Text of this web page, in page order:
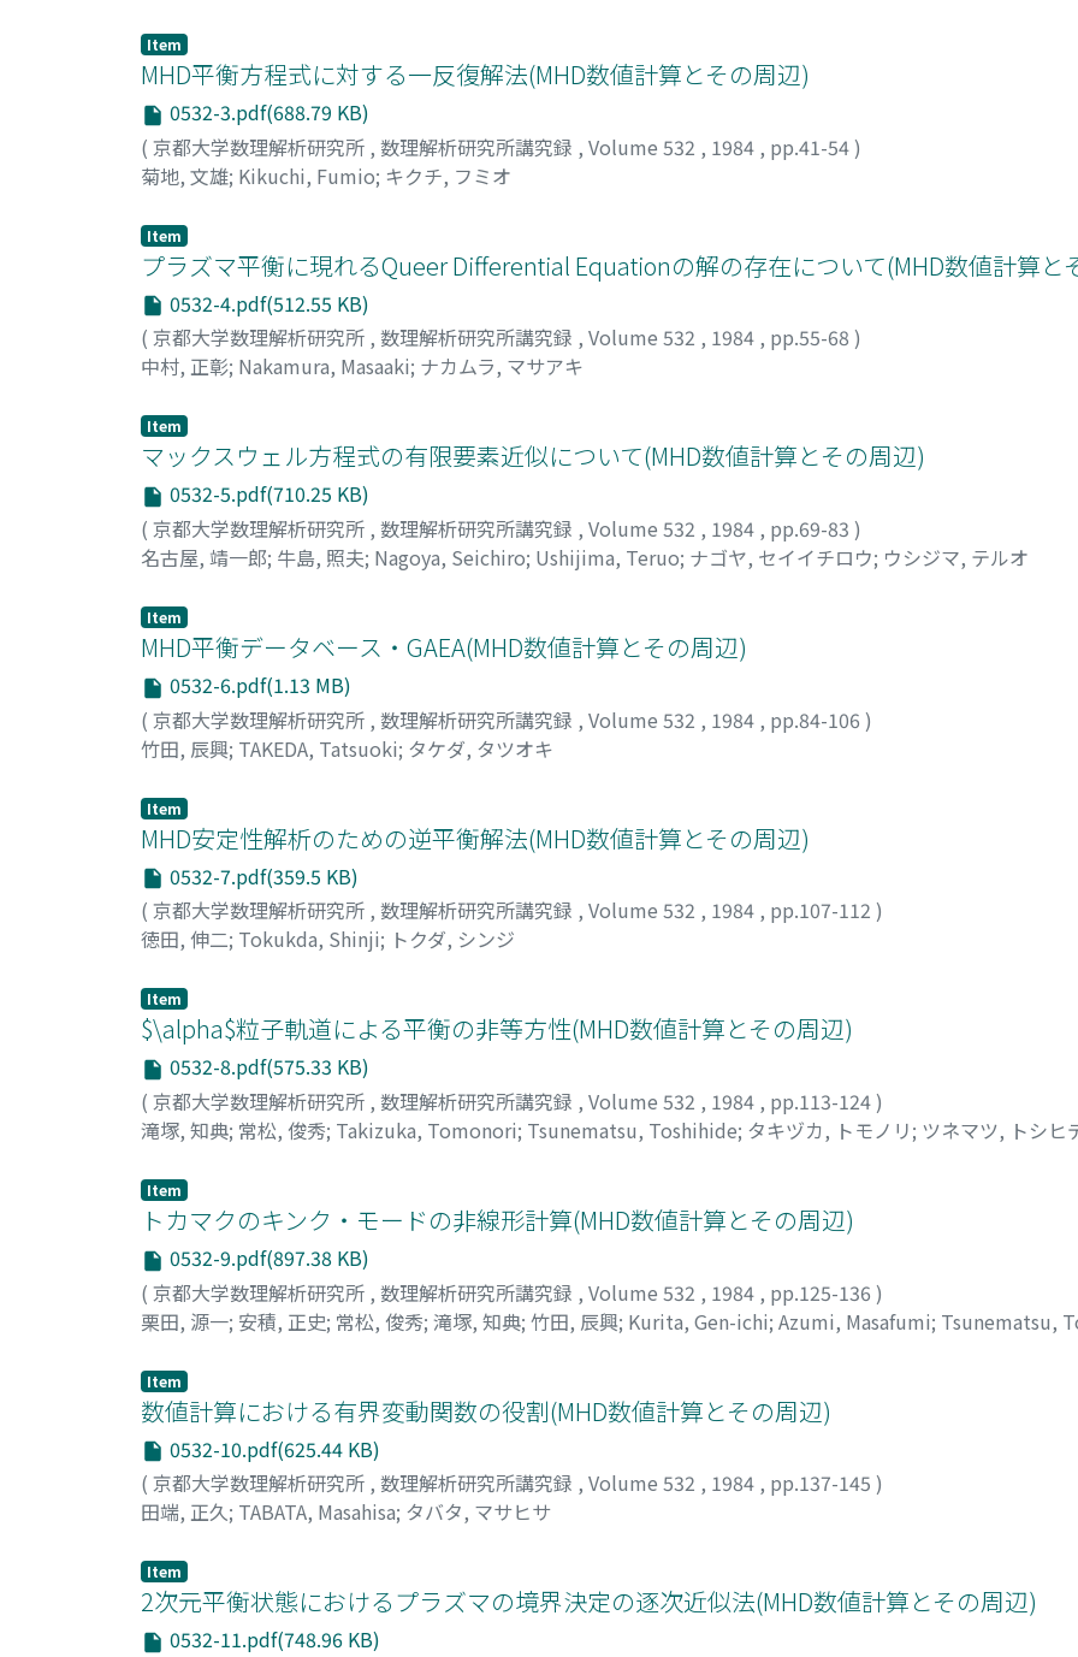
Item
MHD平衡方程式に対する一反復解法(MHD数値計算とその周辺)
0532-3.pdf(688.79 KB)
( 京都大学数理解析研究所 , 数理解析研究所講究録 , Volume 532 , 1984 , pp.41-54)
菊地, 文雄; Kikuchi, Fumio; キクチ, フミオ
Item
プラズマ平衡に現れるQueer Differential Equationの解の存在について(MHD数値計算と
0532-4.pdf(512.55 KB)
( 京都大学数理解析研究所 , 数理解析研究所講究録 , Volume 532 , 1984 , pp.55-68 )
中村, 正彰; Nakamura, Masaaki; ナカムラ, マサアキ
Item
マックスウェル方程式の有限要素近似について(MHD数値計算とその周辺)
0532-5.pdf(710.25 KB)
( 京都大学数理解析研究所 , 数理解析研究所講究録 , Volume 532 , 1984 , pp.69-83 )
名古屋, 靖一郎; 牛島, 照夫; Nagoya, Seichiro; Ushijima, Teruo; ナゴヤ, セイイチロウ; ウシジマ, テルオ
Item
MHD平衡データベース・GAEA(MHD数値計算とその周辺)
0532-6.pdf(1.13 MB)
( 京都大学数理解析研究所 , 数理解析研究所講究録 , Volume 532 , 1984 , pp.84-106 )
竹田, 辰興; TAKEDA, Tatsuoki; タケダ, タツオキ
Item
MHD安定性解析のための逆平衡解法(MHD数値計算とその周辺)
0532-7.pdf(359.5 KB)
( 京都大学数理解析研究所 , 数理解析研究所講究録 , Volume 532 , 1984 , pp.107-112 )
徳田, 伸二; Tokukda, Shinji; トクダ, シンジ
Item
$\alpha$粒子軌道による平衡の非等方性(MHD数値計算とその周辺)
0532-8.pdf(575.33 KB)
( 京都大学数理解析研究所 , 数理解析研究所講究録 , Volume 532 , 1984 , pp.113-124)
滝塚, 知典; 常松, 俊秀; Takizuka, Tomonori; Tsunematsu, Toshihide; タキヅカ, トモノリ; ツネマツ, トシヒ
Item
トカマクのキンク・モードの非線形計算(MHD数値計算とその周辺)
0532-9.pdf(897.38 KB)
( 京都大学数理解析研究所 , 数理解析研究所講究録 , Volume 532 , 1984 , pp.125-136 )
栗田, 源一; 安積, 正史; 常松, 俊秀; 滝塚, 知典; 竹田, 辰興; Kurita, Gen-ichi; Azumi, Masafumi; Tsunematsu,
Item
数値計算における有界変動関数の役割(MHD数値計算とその周辺)
0532-10.pdf(625.44 KB)
( 京都大学数理解析研究所 , 数理解析研究所講究録 , Volume 532 , 1984 , pp.137-145 )
田端, 正久; TABATA, Masahisa; タバタ, マサヒサ
Item
2次元平衡状態におけるプラズマの境界決定の逐次近似法(MHD数値計算とその周辺)
0532-11.pdf(748.96 KB)